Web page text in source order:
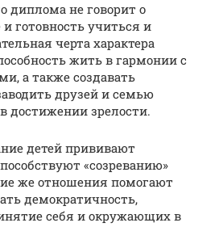
диплома не говорит о
готовность учиться и
черта характера
жить в гармонии с
а также создавать
друзей и семью
достижении зрелости.
детей прививают
«созреванию»
же отношения помогают
демократичность,
себя и окружающих в